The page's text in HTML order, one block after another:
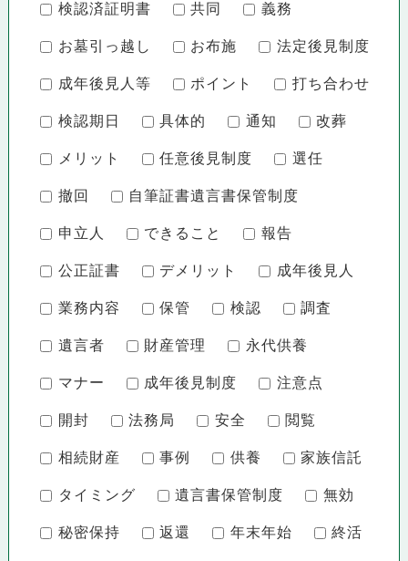
検認済証明書 共同 義務
お墓引っ越し お布施 法定後見制度
成年後見人等 ポイント 打ち合わせ
検認期日 具体的 通知 改葬
メリット 任意後見制度 選任
撤回 自筆証書遺言書保管制度
申立人 できること 報告
公正証書 デメリット 成年後見人
業務内容 保管 検認 調査
遺言者 財産管理 永代供養
マナー 成年後見制度 注意点
開封 法務局 安全 閲覧
相続財産 事例 供養 家族信託
タイミング 遺言書保管制度 無効
秘密保持 返還 年末年始 終活